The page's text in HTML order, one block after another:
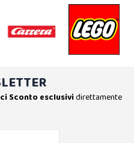
Sconto esclusividirettamente